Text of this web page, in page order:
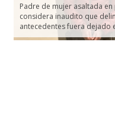
Padre de mujer asaltada
considera inaudito que
antecedentes fuera dejado